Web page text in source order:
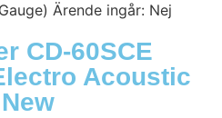
Ärende ingår: Nej
CD-60SCE
Acoustic